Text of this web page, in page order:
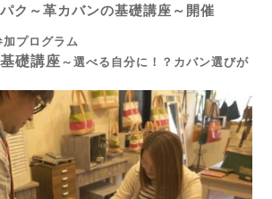
ク～革カバンの基礎講座～開催
プログラム
礎講座 ～選べる自分に！？カバン選びが